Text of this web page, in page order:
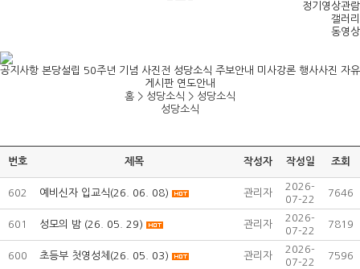
정기영상관람
갤러리
동영상
공지사항 본당설립 50주년 기념 사진전 성당소식 주보안내 미사강론 행사사진 자유
게시판 연도안내
홈 > 성당소식 > 성당소식
성당소식
번호 제목 작성자 작성일 조회
602 예비신자 입교식(26. 06. 08) 관리자
2026-
07-22
7646
601 성모의 밤 (26. 05. 29) 관리자
2026-
07-22
7819
600 초등부 첫영성체(26. 05. 03) 관리자
2026-
07-22
7596